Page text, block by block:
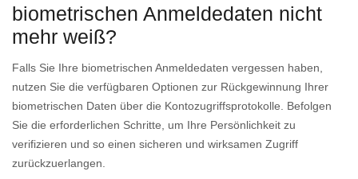
biometrischen Anmeldedaten nicht
mehr weiß?
Falls Sie Ihre biometrischen Anmeldedaten vergessen haben,
nutzen Sie die verfügbaren Optionen zur Rückgewinnung Ihrer
biometrischen Daten über die Kontozugriffsprotokolle. Befolgen
Sie die erforderlichen Schritte, um Ihre Persönlichkeit zu
verifizieren und so einen sicheren und wirksamen Zugriff
zurückzuerlangen.